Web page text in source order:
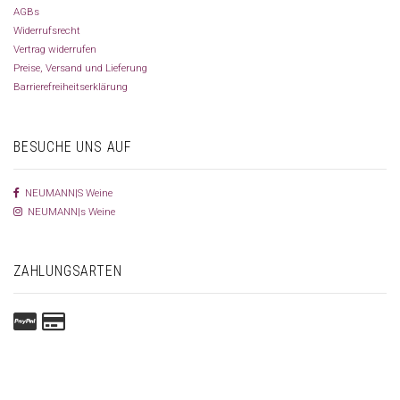
AGBs
Widerrufsrecht
Vertrag widerrufen
Preise, Versand und Lieferung
Barrierefreiheitserklärung
BESUCHE UNS AUF
NEUMANN|S Weine
NEUMANN|s Weine
ZAHLUNGSARTEN